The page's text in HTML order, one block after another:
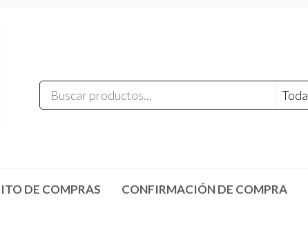
DE COMPRAS CONFIRMACIÓN DE COMPRA